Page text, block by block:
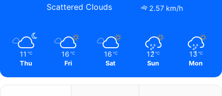
Scattered Clouds
2.57 km/h
11 ℃
Thu
16 ℃
Fri
16 ℃
Sat
12 ℃
Sun
13 ℃
Mon